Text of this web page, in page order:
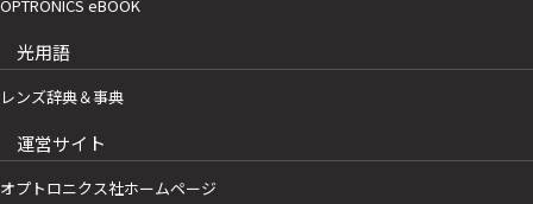
OPTRONICS eBOOK
光用語
レンズ辞典＆事典
運営サイト
オプトロニクス社ホームページ